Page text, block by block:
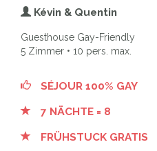
Kévin & Quentin
Guesthouse Gay-Friendly
5 Zimmer • 10 pers. max.
SÉJOUR 100% GAY
7 NÄCHTE = 8
FRÜHSTUCK GRATIS